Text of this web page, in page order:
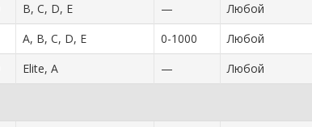
B, C, D, E — Любой
A, B, C, D, E 0-1000 Любой
Elite, A — Любой